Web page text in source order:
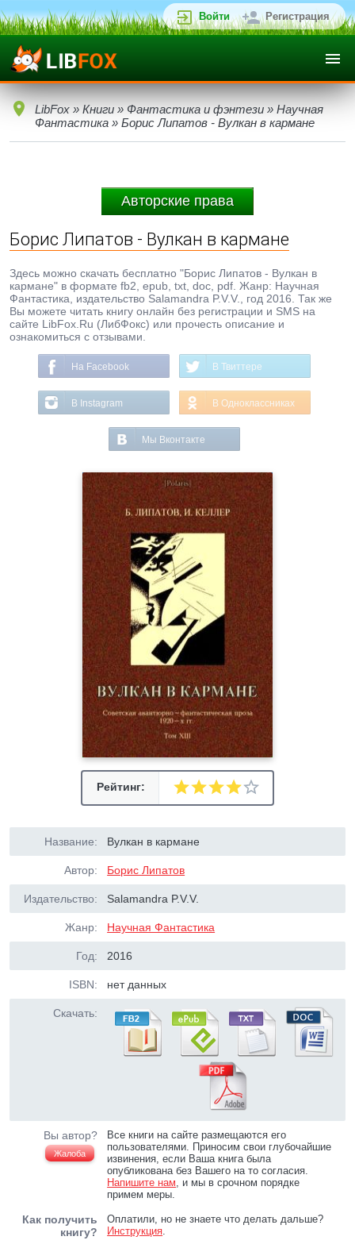
Войти Регистрация
LibFox » Книги » Фантастика и фэнтези » Научная
Фантастика » Борис Липатов - Вулкан в кармане
Авторские права
Борис Липатов - Вулкан в кармане
Здесь можно скачать бесплатно "Борис Липатов - Вулкан в
кармане" в формате fb2, epub, txt, doc, pdf. Жанр: Научная
Фантастика, издательство Salamandra P.V.V., год 2016. Так же
Вы можете читать книгу онлайн без регистрации и SMS на
сайте LibFox.Ru (ЛибФокс) или прочесть описание и
ознакомиться с отзывами.
На Facebook В Твиттере
В Instagram В Одноклассниках
Мы Вконтакте
Рейтинг:
Название: Вулкан в кармане
Автор: Борис Липатов
Издательство: Salamandra P.V.V.
Жанр: Научная Фантастика
Год: 2016
ISBN: нет данных
Скачать:
Вы автор?
Жалоба
Все книги на сайте размещаются его
пользователями. Приносим свои глубочайшие
извинения, если Ваша книга была
опубликована без Вашего на то согласия.
Напишите нам, и мы в срочном порядке
примем меры.
Как получить
книгу?
Оплатили, но не знаете что делать дальше?
Инструкция.